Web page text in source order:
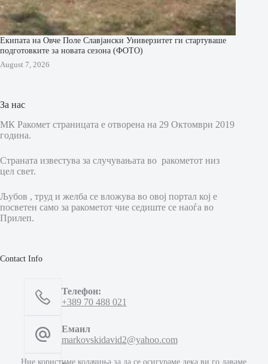
Ние користиме колачиња за да се осигураме дека ви го даваме
Екипата на Овче Поле Славјански Универзитет ги стартуваше
подготовките за новата сезона (ФОТО)
August 7, 2026
За нас
МК Ракомет страницата е отворена на 29 Октомври 2019
година.
Страната известува за случувањата во ракометот низ
цел свет.
Љубов , труд и желба се вложува во овој портал кој е
посветен само за ракометот чие седиште се наоѓа во
Прилеп.
Contact Info
Телефон:
+389 70 488 021
Емаил
markovskidavid2@yahoo.com